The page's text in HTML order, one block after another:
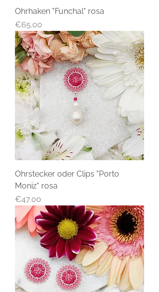
Ohrhaken "Funchal" rosa
Price
€65.00
Ohrstecker oder Clips "Porto
Moniz" rosa
Price
€47.00